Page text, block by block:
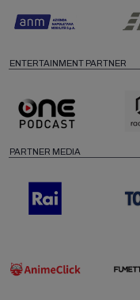
ENTERTAINMENT PARTNER
PARTNER MEDIA